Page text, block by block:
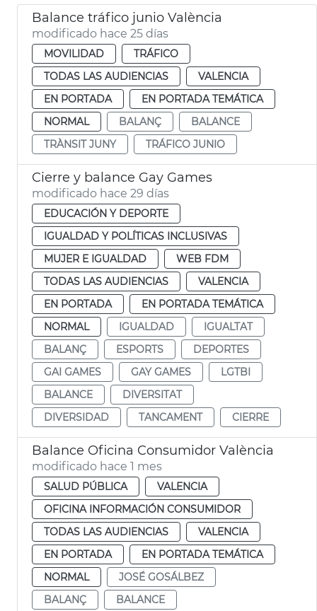
Balance tráfico junio València
modificado hace 25 días
MOVILIDAD
TRÁFICO
TODAS LAS AUDIENCIAS
VALENCIA
EN PORTADA
EN PORTADA TEMÁTICA
NORMAL
BALANÇ
BALANCE
TRÀNSIT JUNY
TRÁFICO JUNIO
Cierre y balance Gay Games
modificado hace 29 días
EDUCACIÓN Y DEPORTE
IGUALDAD Y POLÍTICAS INCLUSIVAS
MUJER E IGUALDAD
WEB FDM
TODAS LAS AUDIENCIAS
VALENCIA
EN PORTADA
EN PORTADA TEMÁTICA
NORMAL
IGUALDAD
IGUALTAT
BALANÇ
ESPORTS
DEPORTES
GAI GAMES
GAY GAMES
LGTBI
BALANCE
DIVERSITAT
DIVERSIDAD
TANCAMENT CIERRE
Balance Oficina Consumidor València
modificado hace 1 mes
SALUD PÚBLICA
VALENCIA
OFICINA INFORMACIÓN CONSUMIDOR
TODAS LAS AUDIENCIAS
VALENCIA
EN PORTADA
EN PORTADA TEMÁTICA
NORMAL
JOSÉ GOSÁLBEZ
BALANÇ
BALANCE